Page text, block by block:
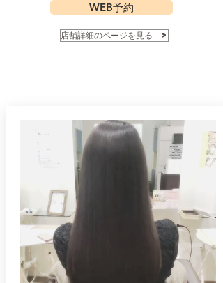
WEB予約
店舗詳細のページを見る >